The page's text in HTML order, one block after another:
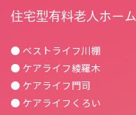
住宅型有料老人ホーム
● ベストライフ川棚
● ケアライフ綾羅木
● ケアライフ門司
● ケアライフくろい